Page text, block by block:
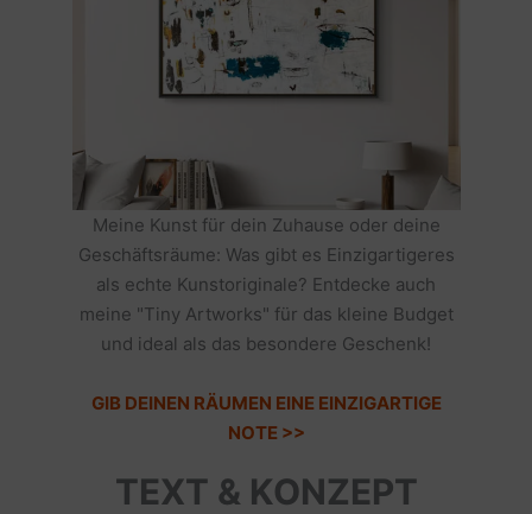
Meine Kunst für dein Zuhause oder deine
Geschäftsräume: Was gibt es Einzigartigeres
als echte Kunstoriginale? Entdecke auch
meine "Tiny Artworks" für das kleine Budget
und ideal als das besondere Geschenk!
GIB DEINEN RÄUMEN EINE EINZIGARTIGE
NOTE >>
TEXT & KONZEPT